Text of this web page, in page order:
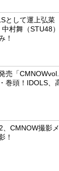
として運上弘菜
中村舞（STU48
！
売「
巻頭！IDOLS、
、CMNOW撮影
！